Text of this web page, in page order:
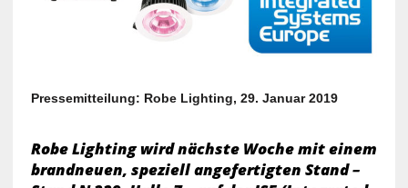
Pressemitteilung: Robe Lighting, 29. Januar 2019
Robe Lighting wird nächste Woche mit einem
brandneuen, speziell angefertigten Stand –